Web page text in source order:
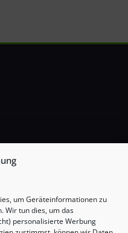
um Geräteinformationen zu
Wir tun dies, um das
personalisierte Werbung